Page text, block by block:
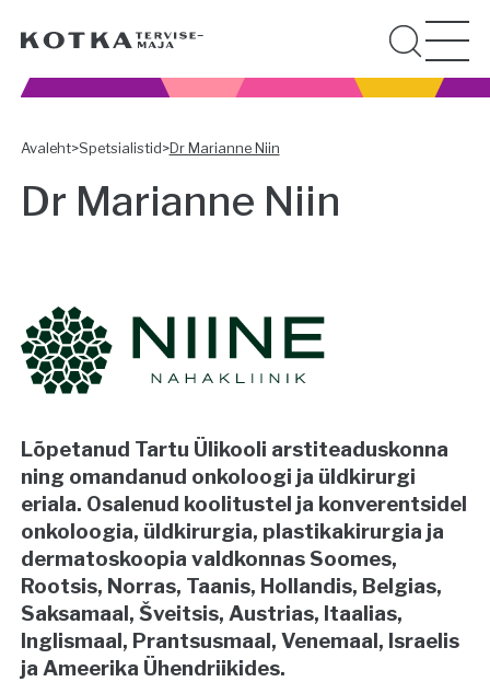
Avaleht>Spetsialistid>Dr Marianne Niin
Dr Marianne Niin
Lõpetanud Tartu Ülikooli arstiteaduskonna
ning omandanud onkoloogi ja üldkirurgi
eriala. Osalenud koolitustel ja konverentsidel
onkoloogia, üldkirurgia, plastikakirurgia ja
dermatoskoopia valdkonnas Soomes,
Rootsis, Norras, Taanis, Hollandis, Belgias,
Saksamaal, Šveitsis, Austrias, Itaalias,
Inglismaal, Prantsusmaal, Venemaal, Israelis
ja Ameerika Ühendriikides.